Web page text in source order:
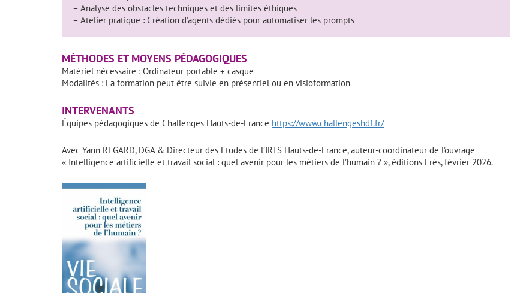
– Analyse des obstacles techniques et des limites éthiques
– Atelier pratique : Création d’agents dédiés pour automatiser les prompts
MÉTHODES ET MOYENS PÉDAGOGIQUES
Matériel nécessaire : Ordinateur portable + casque
Modalités : La formation peut être suivie en présentiel ou en visioformation
INTERVENANTS
Équipes pédagogiques de Challenges Hauts-de-France https://www.challengeshdf.fr/
Avec Yann REGARD, DGA & Directeur des Etudes de l’IRTS Hauts-de-France, auteur-coordinateur de l’ouvrage
« Intelligence artificielle et travail social : quel avenir pour les métiers de l’humain ? », éditions Erès, février 2026.